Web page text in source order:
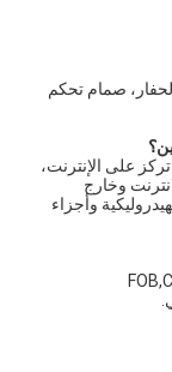
قطع غيار الحفار، مضخة هيدروليكية للحفار، محرك الحفار، صمام تحكم
شركة شينغشوانغ لآلات البناء المحدودة، نحن شركة تركز على الإنترنت،
وتكمل من قبل الكيانات، وبيع في وقت واحد على الانترنت وخارج
الإنترنت.شركة تجارة آلات البناء تركز على الأجزاء الهيدروليكية وأجزاء